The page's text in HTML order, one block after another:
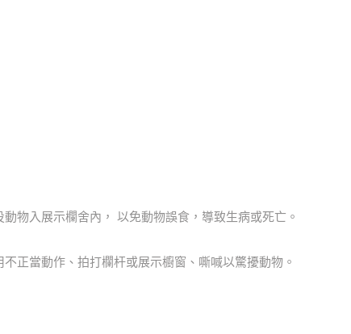
物入展示欄舍內， 以免動物誤食，導致生病或死亡。
正當動作、拍打欄杆或展示櫥窗、嘶喊以驚擾動物。